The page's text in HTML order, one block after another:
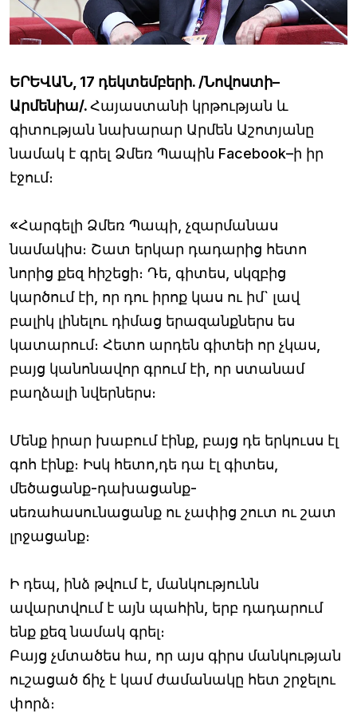
ԵՐԵՎԱՆ, 17 դեկտեմբերի. /Նովոստի–
Արմենիա/.Հայաստանի կրթության և
գիտության նախարար Արմեն Աշոտյանը
նամակ է գրել Ձմեռ Պապին Facebook–ի իր
էջում։
«Հարգելի Ձմեռ Պապի, չզարմանաս
նամակիս։ Շատ երկար դադարից հետո
նորից քեզ հիշեցի։ Դե, գիտես, սկզբից
կարծում էի, որ դու իրոք կաս ու իմ` լավ
բալիկ լինելու դիմաց երազանքներս ես
կատարում։ Հետո արդեն գիտեի որ չկաս,
բայց կանոնավոր գրում էի, որ ստանամ
բաղձալի նվերներս։
Մենք իրար խաբում էինք, բայց դե երկուսս էլ
գոհ էինք։ Իսկ հետո,դե դա էլ գիտես,
մեծացանք-դախացանք-
սեռահասունացանք ու չափից շուտ ու շատ
լրջացանք։
Ի դեպ, ինձ թվում է, մանկությունն
ավարտվում է այն պահին, երբ դադարում
ենք քեզ նամակ գրել։
Բայց չմտածես հա, որ այս գիրս մանկության
ուշացած ճիչ է կամ ժամանակը հետ շրջելու
փորձ։